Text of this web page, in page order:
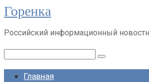
Перейти
контенту
Горенка
Российский информационный
Поиск:
Главная